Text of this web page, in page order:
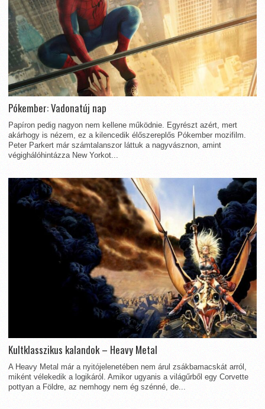
Pókember: Vadonatúj nap
Papíron pedig nagyon nem kellene működnie. Egyrészt azért, mert
akárhogy is nézem, ez a kilencedik élőszereplős Pókember mozifilm.
Peter Parkert már számtalanszor láttuk a nagyvásznon, amint
végighálóhintázza New Yorkot...
Kultklasszikus kalandok – Heavy Metal
A Heavy Metal már a nyitójelenetében nem árul zsákbamacskát arról,
miként vélekedik a logikáról. Amikor ugyanis a világűrből egy Corvette
pottyan a Földre, az nemhogy nem ég szénné, de...